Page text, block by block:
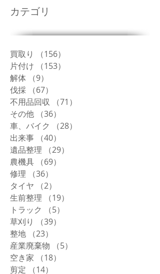
カテゴリ
買取り （156）
片付け
（153）
解体
（9）
伐採
（67）
不用品回収
（71）
その他
（36）
車、バイク
（28）
出来事
（40）
遺品整理
（29）
農機具
（69）
修理
（36）
タイヤ
（2）
生前整理
（19）
トラック
（5）
草刈り
（39）
整地
（23）
産業廃棄物
（5）
空き家
（18）
剪定
（14）